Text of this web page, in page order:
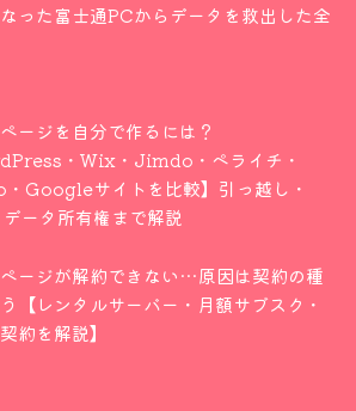
った富士通PCからデータを救出した全
ージを自分で作るには？
・Wix・Jimdo・ペライチ・
Googleサイトを比較】引っ越し・
ータ所有権まで解説
ージが解約できない…原因は契約の種
【レンタルサーバー・月額サブスク・
約を解説】